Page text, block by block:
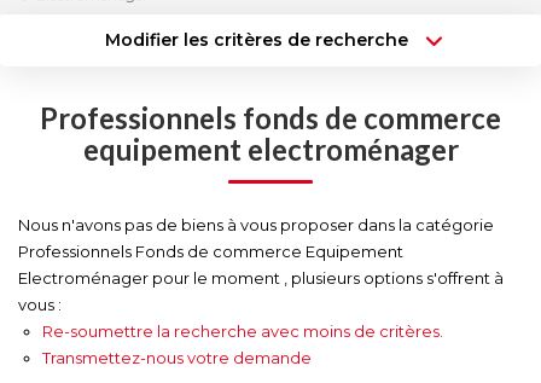
NOS AGENCES
ACTUALITÉS
Modifier les critères de recherche
Sélectionnez...
Type de bien
Surface min
Créer une alerte
Professionnels fonds de commerce
equipement electroménager
Nous n'avons pas de biens à vous proposer dans la catégorie
Professionnels Fonds de commerce Equipement
Electroménager pour le moment , plusieurs options s'offrent à
vous :
Re-soumettre la recherche avec moins de critères.
Transmettez-nous votre demande